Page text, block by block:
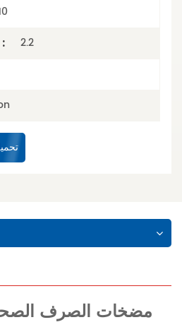
قوة المحرك (كيلوواط) : 2.2
مضخات الصرف